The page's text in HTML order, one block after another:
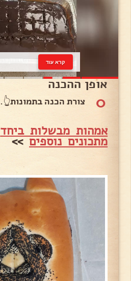
קרא עוד
אופן ההכנה
0 צורת הכנה בתמונות👆.
אמהות מבשלות ביחד
מתכונים נוספים>>